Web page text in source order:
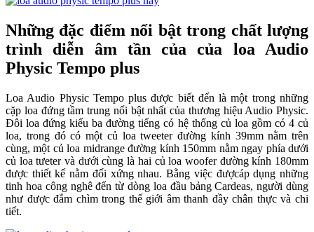
Những đặc điểm nổi bật trong chất lượng
trình diễn âm tần của của loa Audio
Physic Tempo plus
Loa Audio Physic Tempo plus được biết đến là một trong những
cặp loa đứng tầm trung nổi bật nhất của thương hiệu Audio Physic.
Đôi loa đứng kiểu ba đường tiếng có hệ thống củ loa gồm có 4 củ
loa, trong đó có một củ loa tweeter đường kính 39mm nằm trên
cùng, một củ loa midrange đường kính 150mm nằm ngay phía dưới
củ loa tưeter và dưới cùng là hai củ loa woofer đường kính 180mm
được thiết kế nằm đối xứng nhau. Bằng việc đượcáp dụng những
tinh hoa công nghê đến từ dòng loa đầu bảng Cardeas, người dùng
như được đắm chìm trong thế giới âm thanh đầy chân thực và chi
tiết.